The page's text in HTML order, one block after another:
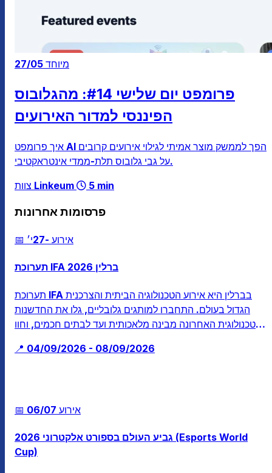
מיוחד 27/05
פרומפט יום שלישי #14: מהגלובוס
הפיננסי למדור האירועים
איך פרומפט AI הפך לממשק מוצר אמיתי לגילוי אירועים קרובים
על גבי גלובוס תלת-ממדי אינטראקטיבי.
צוות Linkeum
5 min
פרסומות אחרונות
📅 אירוע -27י׳
תערוכת IFA ברלין 2026
תערוכת IFA בברלין היא אירוע הטכנולוגיה הביתית והצרכנית
הגדול בעולם. התחברו למותגים גלובליים, גלו את החדשנות
הטכנולוגית האחרונה מבינה מלאכותית ועד לבתים חכמים, וחוו
📍 04/09/2026 - 08/09/2026
📅 אירוע 06/07
גביע העולם בספורט אלקטרוני 2026 (Esports World
Cup)